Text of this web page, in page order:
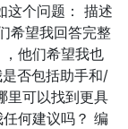
这个问题： 描述
希望我回答完整
他们希望我也
否包括助手和/
里可以找到更具
何建议吗？ 编